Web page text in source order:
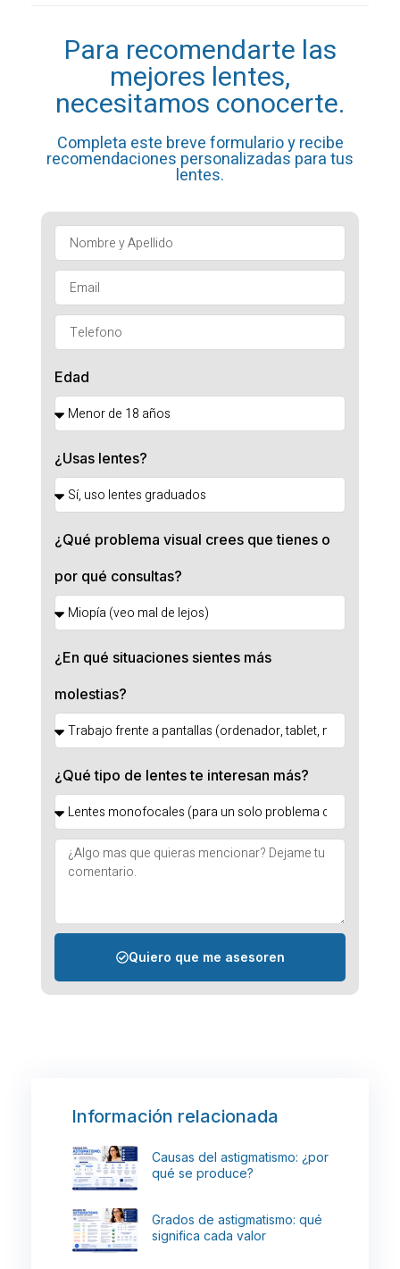
Para recomendarte las
mejores lentes,
necesitamos conocerte.
Completa este breve formulario y recibe
recomendaciones personalizadas para tus
lentes.
Edad
¿Usas lentes?
¿Qué problema visual crees que tienes o
por qué consultas?
¿En qué situaciones sientes más
molestias?
¿Qué tipo de lentes te interesan más?
Quiero que me asesoren
Información relacionada
Causas del astigmatismo: ¿por
qué se produce?
Grados de astigmatismo: qué
significa cada valor